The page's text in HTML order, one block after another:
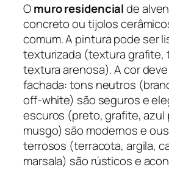
Omuro residencialde
concreto ou tijolos
comum. A pintura pode ser
texturizada (textura grafite,
textura arenosa). A cor
fachada: tons neutros
off-white) são seguros e
escuros (preto, grafite, azul
musgo) são modernos e
terrosos (terracota, argila,
marsala) são rústicos e